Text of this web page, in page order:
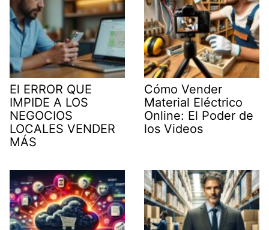
El ERROR QUE
IMPIDE A LOS
NEGOCIOS
LOCALES VENDER
MÁS
Cómo Vender
Material Eléctrico
Online: El Poder de
los Videos